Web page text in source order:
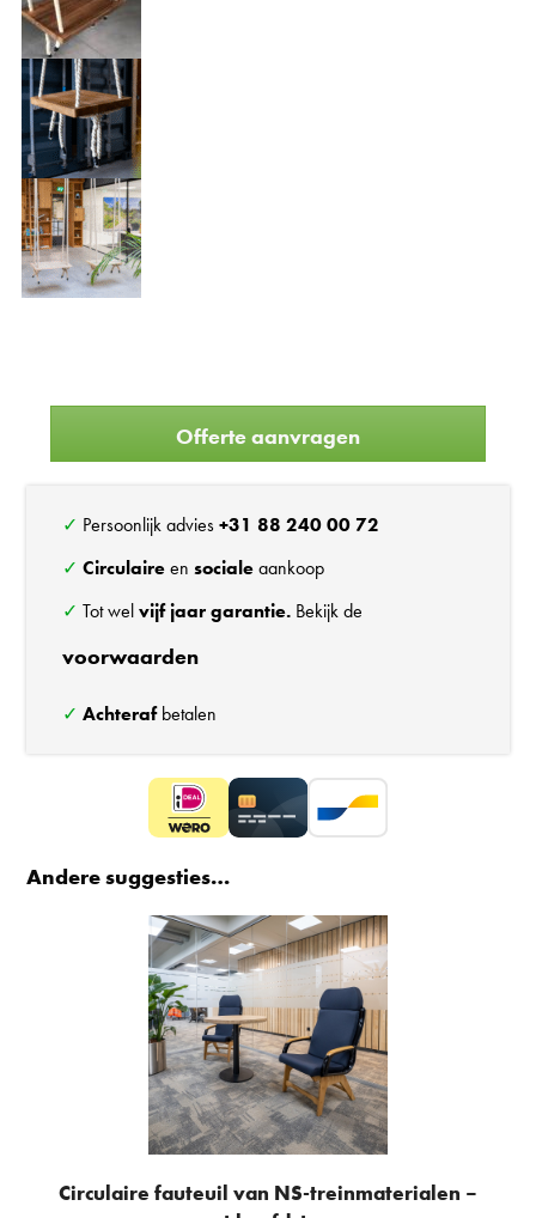
Offerte aanvragen
✓ Persoonlijk advies+31 88 240 00 72
✓Circulaireensocialeaankoop
✓ Tot welvijf jaar garantie. Bekijk de
voorwaarden
✓Achterafbetalen
Andere suggesties…
Circulaire fauteuil van NS-treinmaterialen –